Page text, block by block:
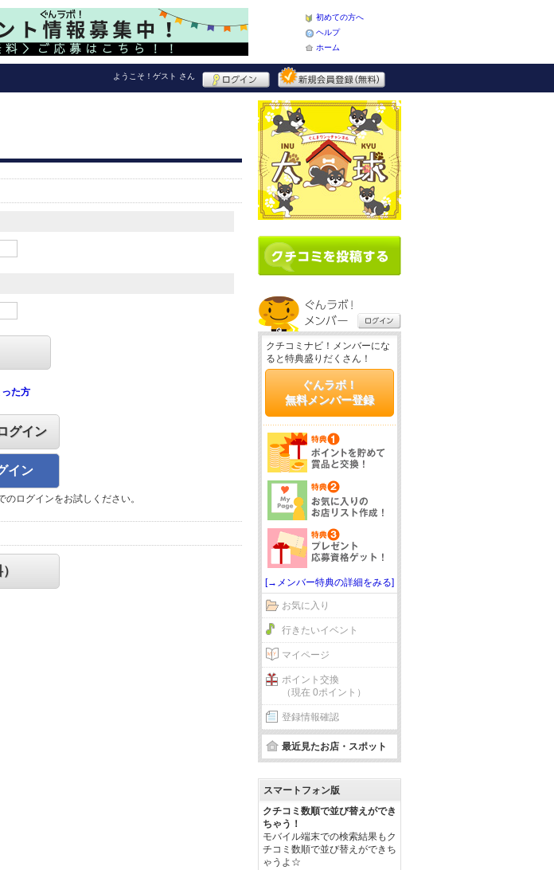
初めての方へ
ヘルプ
ホーム
ようこそ！ ゲスト さん
た方
グイン
イン
ログインをお試しください。
クチコミナビ！メンバーにな
ると特典盛りだくさん！
ぐんラボ！
無料メンバー登録
[→メンバー特典の詳細をみる]
お気に入り
行きたいイベント
マイページ
ポイント交換
（現在 0ポイント）
登録情報確認
最近見たお店・スポット
スマートフォン版
クチコミ数順で並び替えができ
ちゃう！
モバイル端末での検索結果もク
チコミ数順で並び替えができち
ゃうよ☆